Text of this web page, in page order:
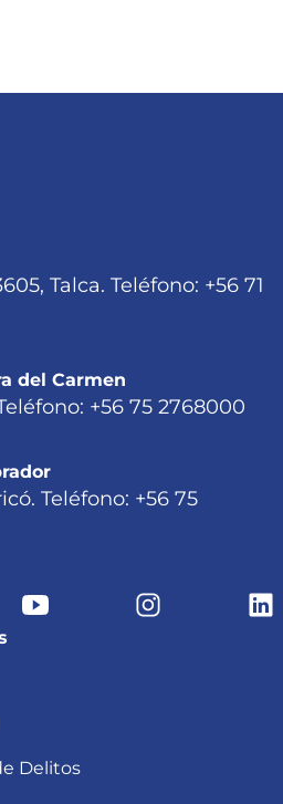
Talca. Teléfono: +56 71
del Carmen
+56 75 2768000
Teléfono: +56 75
Delitos